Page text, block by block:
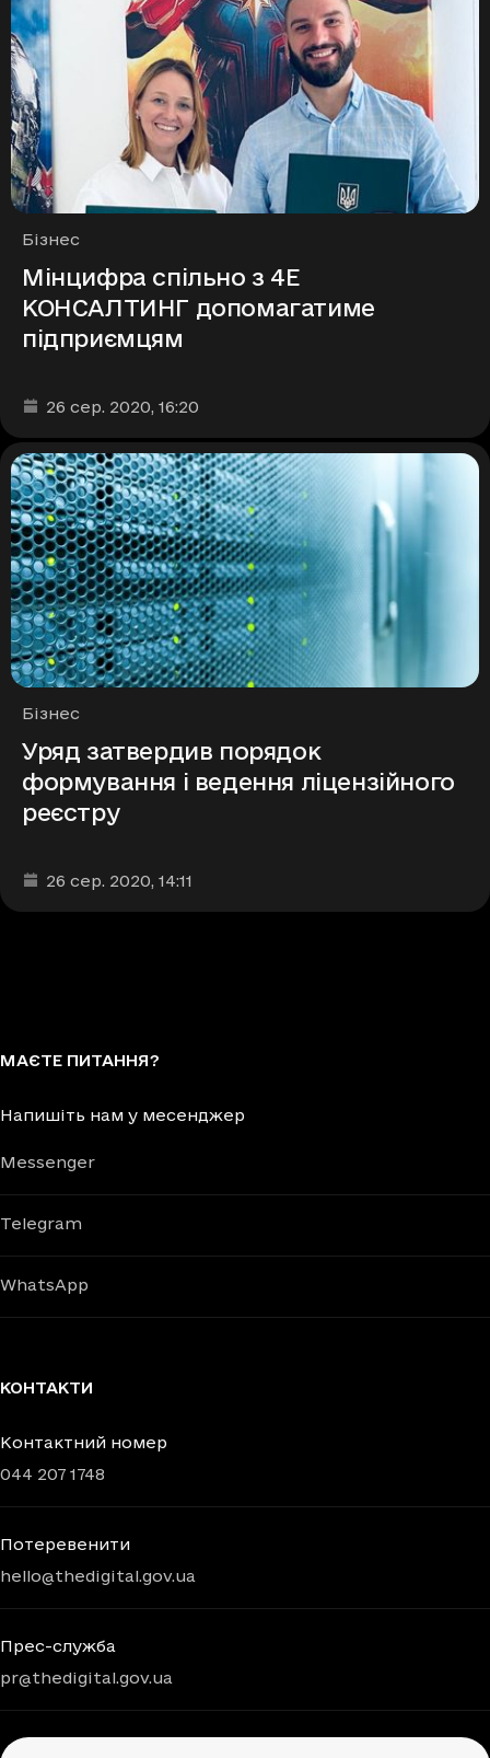
Рубрики
Бізнес
Мінцифра спільно з 4Е
КОНСАЛТИНГ допомагатиме
підприємцям
Дата та час публікації
26 сер. 2020, 16:20
Рубрики
Бізнес
Уряд затвердив порядок
формування і ведення ліцензійного
реєстру
Дата та час публікації
26 сер. 2020, 14:11
МАЄТЕ ПИТАННЯ?
Напишіть нам у месенджер
Messenger
Telegram
WhatsApp
КОНТАКТИ
Контактний номер
044 207 1748
Потеревенити
hello@thedigital.gov.ua
Прес-служба
pr@thedigital.gov.ua
Chatbots